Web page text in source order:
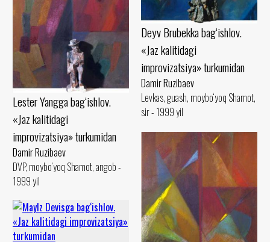
Lester Yangga bag‘ishlov.
«Jaz kalitidagi
improvizatsiya» turkumidan
Damir Ruzibaev
DVP, moybo‘yoq Shamot, angob -
1999 yil
Deyv Brubekka bag‘ishlov.
«Jaz kalitidagi
improvizatsiya» turkumidan
Damir Ruzibaev
Levkas, guash, moybo‘yoq Shamot,
sir - 1999 yil